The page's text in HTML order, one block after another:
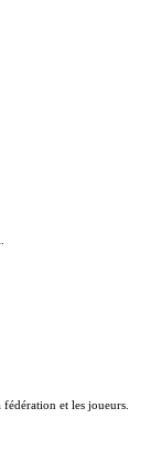
et les joueurs.